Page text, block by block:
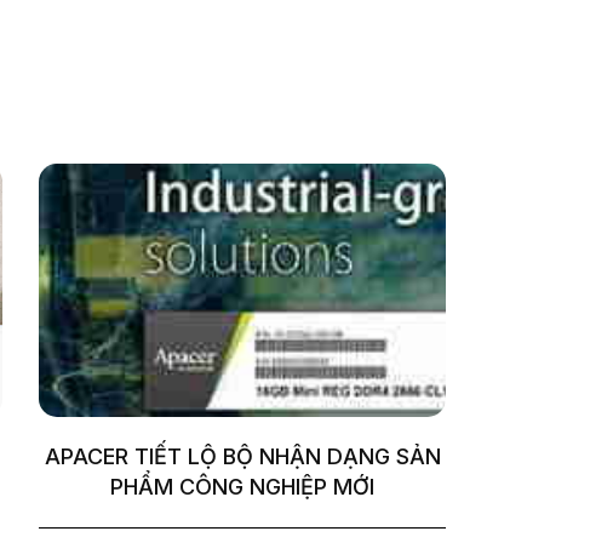
APACER TIẾT LỘ BỘ NHẬN DẠNG SẢN
PHẨM CÔNG NGHIỆP MỚI